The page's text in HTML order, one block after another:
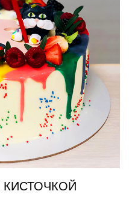
КИСТОЧКОЙ